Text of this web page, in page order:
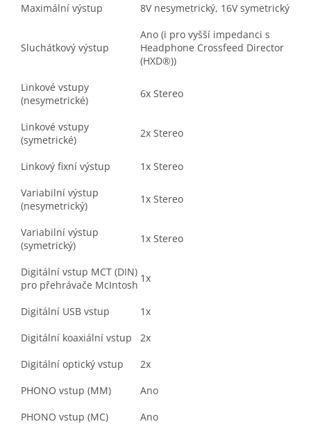
Maximální výstup
8V nesymetrický, 16V symetrický
Sluchátkový výstup
Ano (i pro vyšší impedanci s
Headphone Crossfeed Director
(HXD®))
Linkové vstupy
(nesymetrické)
6x Stereo
Linkové vstupy
(symetrické)
2x Stereo
Linkový fixní výstup
1x Stereo
Variabilní výstup
(nesymetrický)
1x Stereo
Variabilní výstup
(symetrický)
1x Stereo
Digitální vstup MCT (DIN)
pro přehrávače McIntosh
1x
Digitální USB vstup
1x
Digitální koaxiální vstup
2x
Digitální optický vstup
2x
PHONO vstup (MM)
Ano
PHONO vstup (MC)
Ano